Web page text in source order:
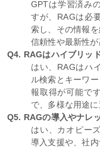
従来のNLPモデ
生成しますが、
照し、その結果
ある正確な回答が
Q3. RAGとGPTの違い
GPTは学習済み
すが、RAGは必
索し、その情報
信頼性や最新性が
Q4. RAGはハイブリッ
はい、RAGはハ
ル検索とキーワ